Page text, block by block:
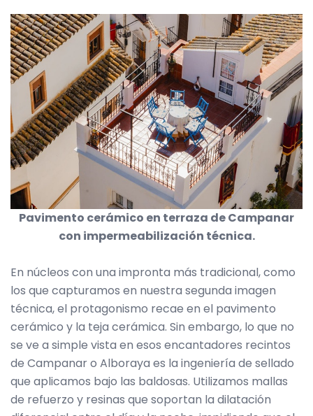
Pavimento cerámico en terraza de Campanar
con impermeabilización técnica.
En núcleos con una impronta más tradicional, como
los que capturamos en nuestra segunda imagen
técnica, el protagonismo recae en el pavimento
cerámico y la teja cerámica. Sin embargo, lo que no
se ve a simple vista en esos encantadores recintos
de Campanar o Alboraya es la ingeniería de sellado
que aplicamos bajo las baldosas. Utilizamos mallas
de refuerzo y resinas que soportan la dilatación